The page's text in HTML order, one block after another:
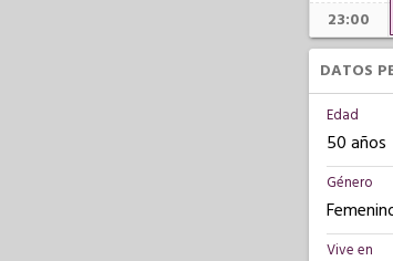
23:00
DATOS
Edad
50 años
Género
Vive en